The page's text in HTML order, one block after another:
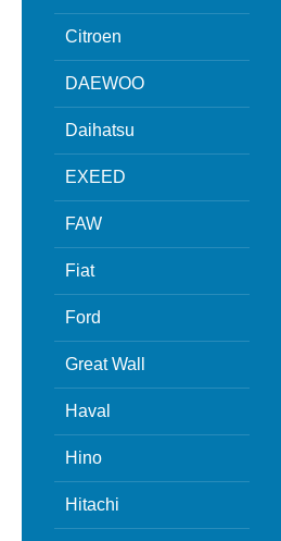
Citroen
DAEWOO
Daihatsu
EXEED
FAW
Fiat
Ford
Great Wall
Haval
Hino
Hitachi